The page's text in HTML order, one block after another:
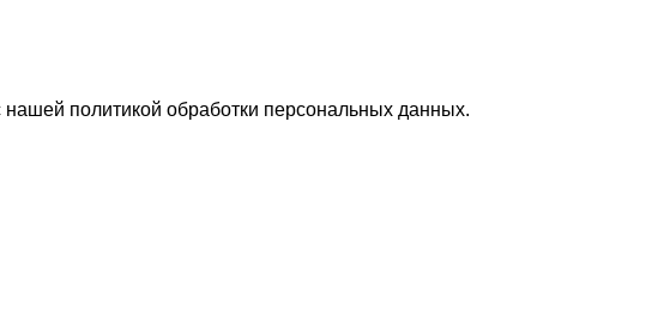
политикой обработки персональных данных.